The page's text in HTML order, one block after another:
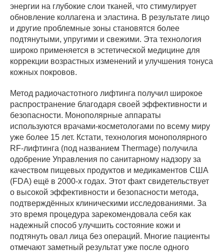
энергии на глубокие слои тканей, что стимулирует
обновление коллагена и эластина. В результате лицо
и другие проблемные зоны становятся более
подтянутыми, упругими и свежими. Эта технология
широко применяется в эстетической медицине для
коррекции возрастных изменений и улучшения тонуса
кожных покровов.
Метод радиочастотного лифтинга получил широкое
распространение благодаря своей эффективности и
безопасности. Монополярные аппараты
используются врачами-косметологами по всему миру
уже более 15 лет. Кстати, технология монополярного
RF-лифтинга (под названием Thermage) получила
одобрение Управления по санитарному надзору за
качеством пищевых продуктов и медикаментов США
(FDA) ещё в 2000-х годах. Этот факт свидетельствует
о высокой эффективности и безопасности метода,
подтверждённых клиническими исследованиями. За
это время процедура зарекомендовала себя как
надежный способ улучшить состояние кожи и
подтянуть овал лица без операций. Многие пациенты
отмечают заметный результат уже после одного